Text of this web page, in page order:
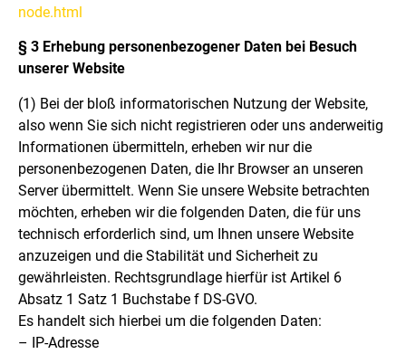
node.html
§ 3 Erhebung personenbezogener Daten bei Besuch
unserer Website
(1) Bei der bloß informatorischen Nutzung der Website,
also wenn Sie sich nicht registrieren oder uns anderweitig
Informationen übermitteln, erheben wir nur die
personenbezogenen Daten, die Ihr Browser an unseren
Server übermittelt. Wenn Sie unsere Website betrachten
möchten, erheben wir die folgenden Daten, die für uns
technisch erforderlich sind, um Ihnen unsere Website
anzuzeigen und die Stabilität und Sicherheit zu
gewährleisten. Rechtsgrundlage hierfür ist Artikel 6
Absatz 1 Satz 1 Buchstabe f DS-GVO.
Es handelt sich hierbei um die folgenden Daten:
– IP-Adresse